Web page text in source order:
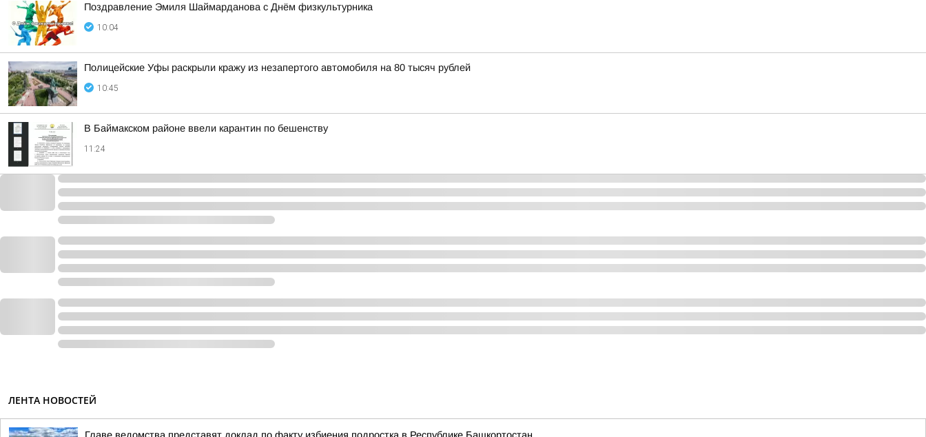
Поздравление Эмиля Шаймарданова с Днём физкультурника
10:04
Полицейские Уфы раскрыли кражу из незапертого автомобиля на 80 тысяч рублей
10:45
В Баймакском районе ввели карантин по бешенству
11:24
ЛЕНТА НОВОСТЕЙ